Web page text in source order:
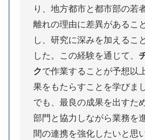
り、地方都市と都市部の若
離れの理由に差異があるこ
し、研究に深みを加えるこ
した。この経験を通じて、
クで作業することが予想以
果をもたらすことを学びま
でも、最良の成果を出すた
部門と協力しながら業務を
間の連携を強化したいと思